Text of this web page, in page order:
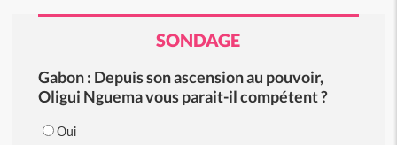
SONDAGE
Gabon : Depuis son ascension au pouvoir,
Oligui Nguema vous parait-il compétent ?
Oui